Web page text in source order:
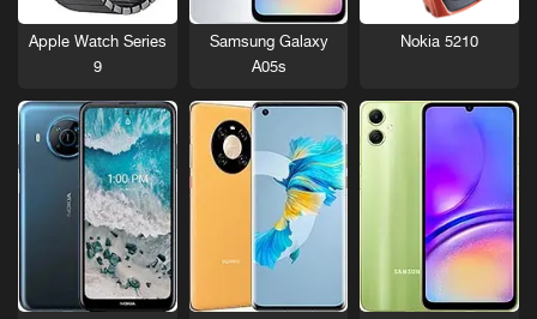
Nokia 5210
Samsung Galaxy
A05s
Apple Watch Series
9